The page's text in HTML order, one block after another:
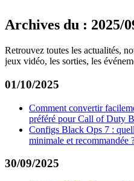
Archives du : 2025/
Retrouvez toutes les actualités,
jeux vidéo, les sorties, les
01/10/2025
Comment convertir
préféré pour Call of Duty
Configs Black Ops 7 :
minimale et recommandée
30/09/2025